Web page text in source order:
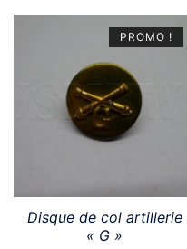
PROMO !
Disque de col artillerie
« G »